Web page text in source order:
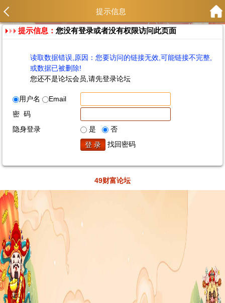
提示信息
提示信息：您没有登录或者没有权限访问此页面
读取数据错误,原因：您要访问的链接无效,可能链接不完整,
或数据已被删除!
您还不是论坛会员,请先登录论坛
用户名
Email
密 码
隐身登录
是
否
找回密码
49财富论坛